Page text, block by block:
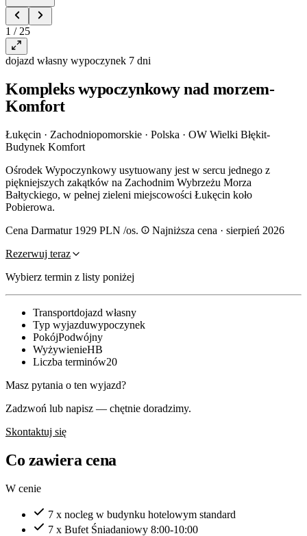
1 / 25
dojazd własny wypoczynek 7 dni
Kompleks wypoczynkowy nad morzem-
Komfort
Łukęcin · Zachodniopomorskie · Polska · OW Wielki Błękit-
Budynek Komfort
Ośrodek Wypoczynkowy usytuowany jest w sercu jednego z
piękniejszych zakątków na Zachodnim Wybrzeżu Morza
Bałtyckiego, w pełnej zieleni miejscowości Łukęcin koło
Pobierowa.
Cena Darmatur 1929 PLN /os.
Najniższa cena · sierpień 2026
Rezerwuj teraz
Wybierz termin z listy poniżej
Transportdojazd własny
Typ wyjazduwypoczynek
PokójPodwójny
WyżywienieHB
Liczba terminów20
Masz pytania o ten wyjazd?
Zadzwoń lub napisz — chętnie doradzimy.
Skontaktuj się
Co zawiera cena
W cenie
7 x nocleg w budynku hotelowym standard
7 x Bufet Śniadaniowy 8:00-10:00